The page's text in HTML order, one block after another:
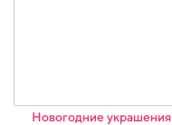
Новогодние украшения